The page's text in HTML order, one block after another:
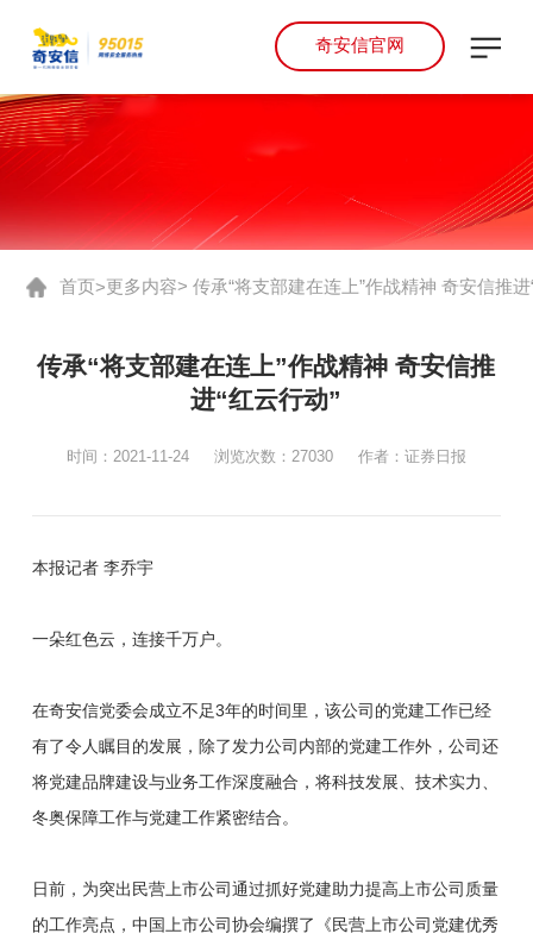
奇安信官网
首页>更多内容> 传承“将支部建在连上”作战精神 奇安信推进
传承“将支部建在连上”作战精神 奇安信推
进“红云行动”
时间：2021-11-24 浏览次数：27030 作者：证券日报
本报记者 李乔宇
一朵红色云，连接千万户。
在奇安信党委会成立不足3年的时间里，该公司的党建工作已经
有了令人瞩目的发展，除了发力公司内部的党建工作外，公司还
将党建品牌建设与业务工作深度融合，将科技发展、技术实力、
冬奥保障工作与党建工作紧密结合。
日前，为突出民营上市公司通过抓好党建助力提高上市公司质量
的工作亮点，中国上市公司协会编撰了《民营上市公司党建优秀